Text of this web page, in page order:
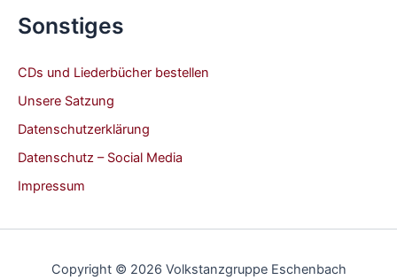
Sonstiges
CDs und Liederbücher bestellen
Unsere Satzung
Datenschutzerklärung
Datenschutz – Social Media
Impressum
Copyright © 2026 Volkstanzgruppe Eschenbach